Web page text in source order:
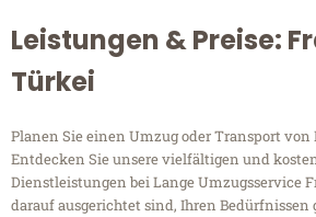
Leistungen & Preise:
Türkei
Planen Sie einen Umzug oder Transport
Entdecken Sie unsere vielfältigen und
Dienstleistungen bei Lange Umzugsservice
darauf ausgerichtet sind, Ihren